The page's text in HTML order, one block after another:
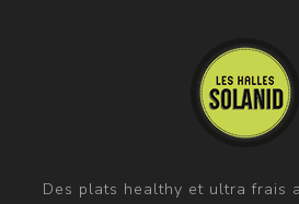
Des plats healthy et ultra frais